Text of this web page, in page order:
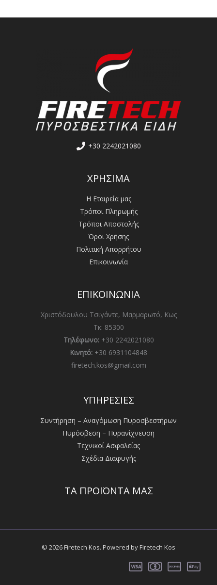
+30 2242021080
ΧΡΗΣΙΜΑ
Η Εταιρεία μας
Τρόποι Πληρωμής
Τρόποι Αποστολής
Όροι Χρήσης
Πολιτική Απορρήτου
Επικοινωνία
ΕΠΙΚΟΙΝΩΝΙΑ
Χριστόδουλου Τσιγάντε, Μαρμαρωτό, Κως
Τκ: 85300
Τηλέφωνο:+30 2242021080
Κινητό: +30 6931104848
firetech.kos@gmail.com
ΥΠΗΡΕΣΙΕΣ
Συντήρηση – Αναγόμωση Πυροσβεστήρων
Πυρόσβεση – Πυρανίχνευση
Τεχνικοί Ασφαλείας
Σχέδια Διαφυγής
ΤΑ ΠΡΟΪΟΝΤΑ ΜΑΣ
© 2026 Firetech Kos. Powered by Firetech Kos